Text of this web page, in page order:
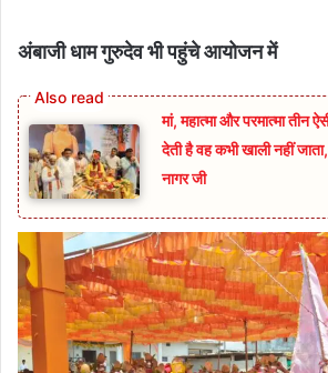
अंबाजी धाम गुरुदेव भी पहुंचे आयोजन में
मां, महात्मा और परमात्मा तीन
देती है वह कभी खाली नहीं
नागर जी